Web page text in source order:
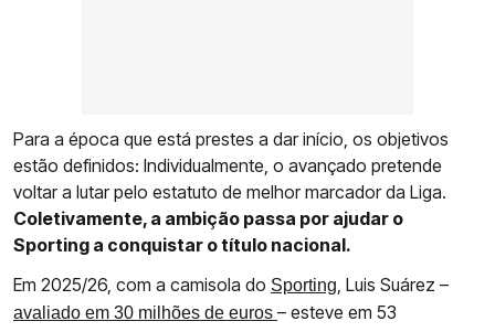
Para a época que está prestes a dar início, os objetivos
estão definidos: Individualmente, o avançado pretende
voltar a lutar pelo estatuto de melhor marcador da Liga.
Coletivamente, a ambição passa por ajudar o
Sporting a conquistar o título nacional.
Em 2025/26, com a camisola do Sporting , Luis Suárez –
avaliado em 30 milhões de euros – esteve em 53